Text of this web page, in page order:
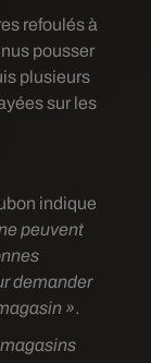
refoulés à
pousser
plusieurs
sur les
indique
peuvent
demander
».